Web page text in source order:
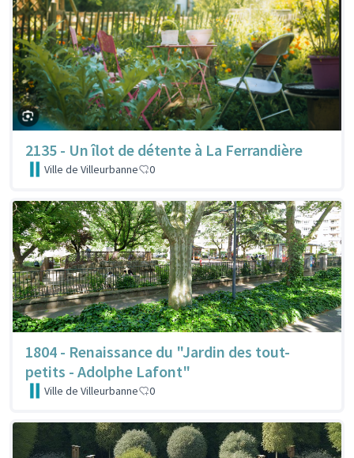
2135 - Un îlot de détente à La Ferrandière
Ville de Villeurbanne 0
1804 - Renaissance du "Jardin des tout-
petits - Adolphe Lafont"
Ville de Villeurbanne 0